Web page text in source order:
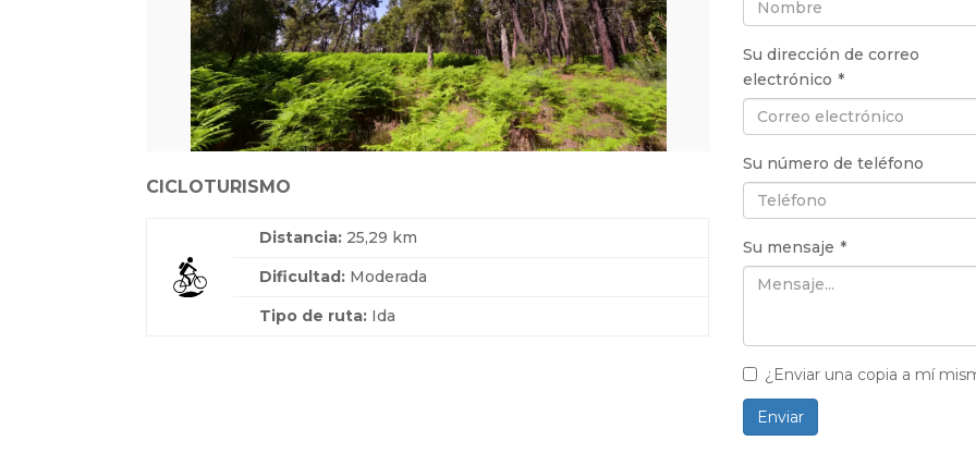
CICLOTURISMO
Distancia: 25,29 km
Dificultad: Moderada
Tipo de ruta: Ida
Su dirección de correo
electrónico *
Su número de teléfono
Su mensaje *
¿Enviar una copia a mí
Enviar